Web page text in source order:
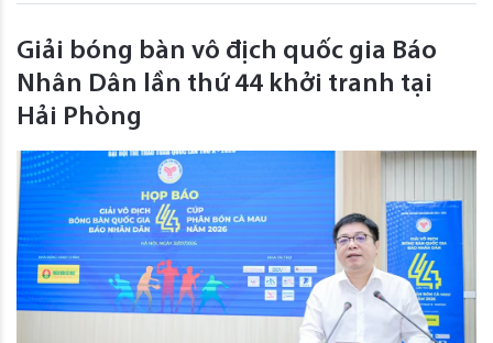
Giải bóng bàn vô địch quốc gia Báo
Nhân Dân lần thứ 44 khởi tranh tại
Hải Phòng